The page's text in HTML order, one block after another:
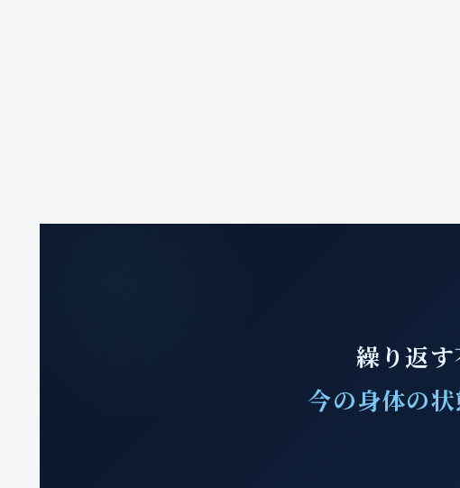
繰り返
今の身体の